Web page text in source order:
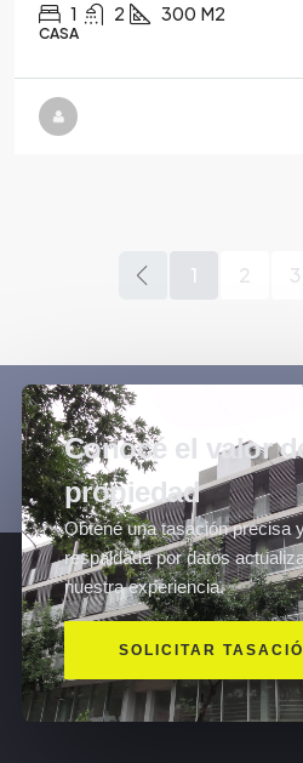
1 2 300 M2
CASA
1 2 3
Conocé el valor
propiedad
Obtené una tasación precisa
respaldada por datos
nuestra experiencia.
SOLICITAR